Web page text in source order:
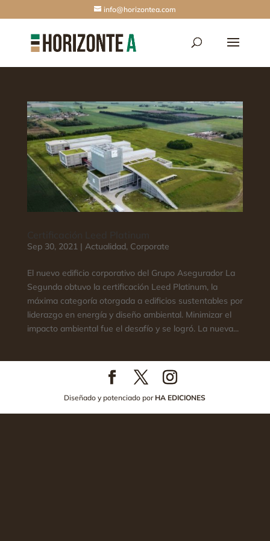
info@horizontea.com
Sep 30, 2021| Actualidad, Corporate
El nuevo edificio corporativo del Grupo Asegurador La
Segunda obtuvo la certificación Leed Platinum, la
máxima categoría otorgada a edificios sustentables por
liderazgo en energía y diseño ambiental. Minimizar el
impacto ambiental fue el desafío y se logró. La nueva...
Diseñado y potenciado por HA EDICIONES